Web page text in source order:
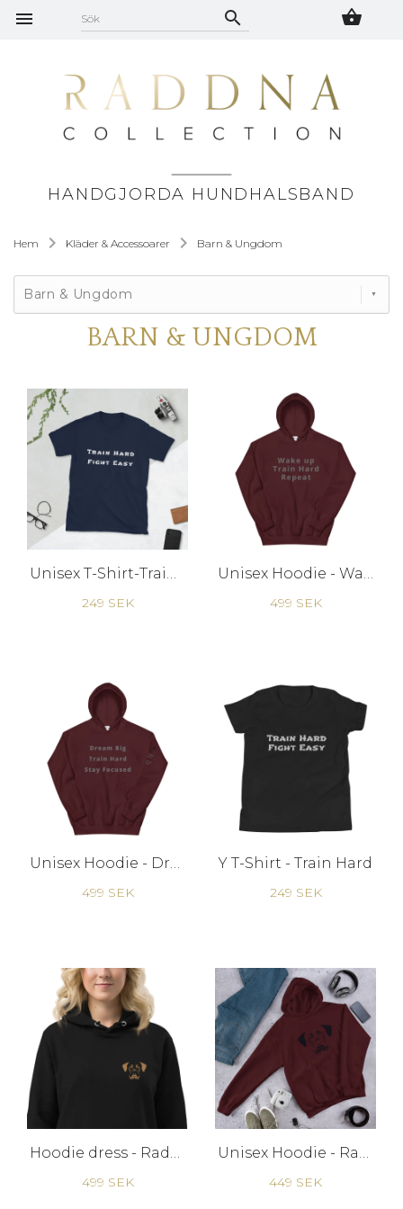
HANDGJORDA HUNDHALSBAND
Hem Kläder & Accessoarer Barn & Ungdom
Barn & Ungdom
BARN & UNGDOM
Unisex T-Shirt-Train Hard Fight Easy
249 SEK
Unisex Hoodie - Wake Up
499 SEK
Unisex Hoodie - Dream Big
499 SEK
Y T-Shirt - Train Hard
249 SEK
Hoodie dress - Raddna
499 SEK
Unisex Hoodie - Raddna
449 SEK